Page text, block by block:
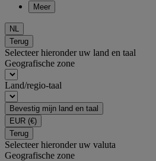
Meer
NL
Terug
Selecteer hieronder uw land en taal
Geografische zone
Land/regio-taal
Bevestig mijn land en taal
EUR (€)
Terug
Selecteer hieronder uw valuta
Geografische zone